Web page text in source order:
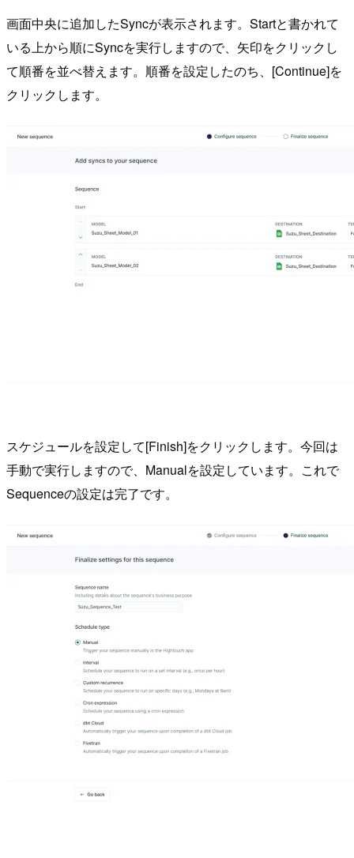
画面中央に追加したSyncが表示されます。Startと書かれて
いる上から順にSyncを実行しますので、矢印をクリックし
て順番を並べ替えます。順番を設定したのち、[Continue]を
クリックします。
スケジュールを設定して[Finish]をクリックします。今回は
手動で実行しますので、Manualを設定しています。これで
Sequenceの設定は完了です。